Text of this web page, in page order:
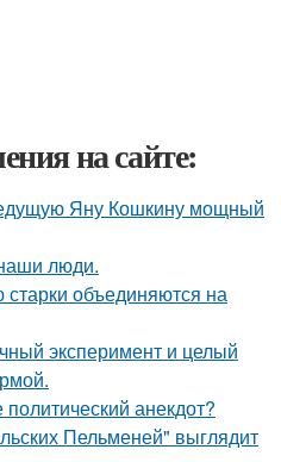
на сайте:
Яну Кошкину мощный
люди.
объединяются на
эксперимент и целый
анекдот?
Пельменей" выглядит